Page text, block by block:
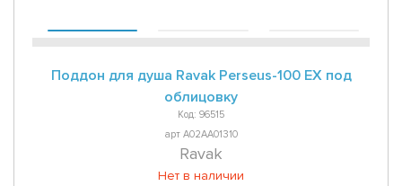
Поддон для душа Ravak Perseus-100 EX под
облицовку
Код: 96515
арт A02AA01310
Ravak
Нет в наличии